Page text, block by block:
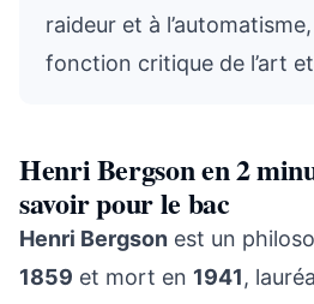
raideur et à
fonction critique de l’art
Henri Bergson en 2
savoir pour le bac
Henri Bergson est un
1859 et mort en 1941,